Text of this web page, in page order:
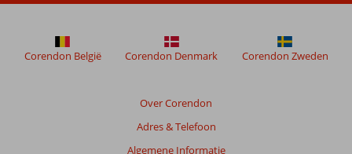
getoonde
beoordelingen
Over Corendon
Adres & Telefoon
Algemene Informatie
Corendon België Corendon Denmark Corendon Zweden